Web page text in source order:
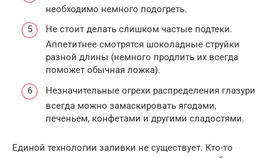
необходимо немного подогреть.
Не стоит делать слишком частые подтеки.
Аппетитнее смотрятся шоколадные струйки
разной длины (немного продлить их всегда
поможет обычная ложка).
Незначительные огрехи распределения глазури
всегда можно замаскировать ягодами,
печеньем, конфетами и другими сладостями.
Единой технологии заливки не существует. Кто-то